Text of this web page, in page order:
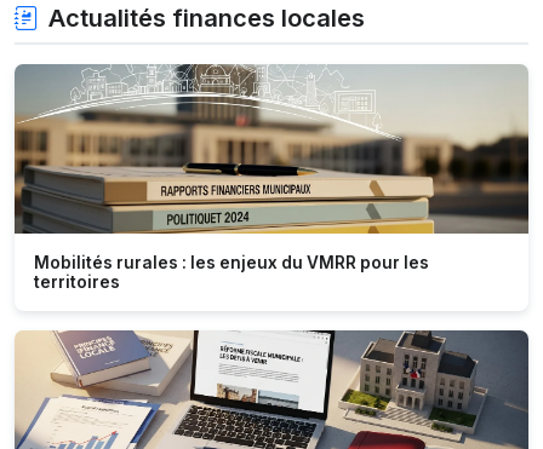
Actualités finances locales
Mobilités rurales : les enjeux du VMRR pour les
territoires